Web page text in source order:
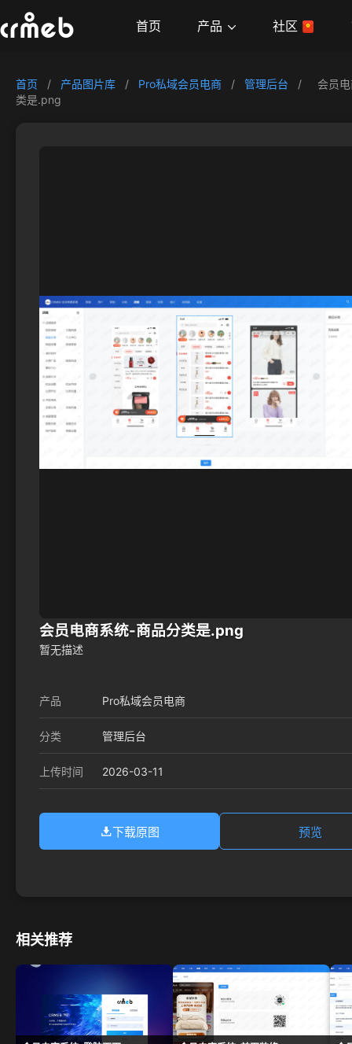
首页 产品 社区
首页 / 产品图片库 / Pro私域会员电商 / 管理后台 /
会员
类是.png
会员电商系统-商品分类是.png
暂无描述
产品 Pro私域会员电商
分类 管理后台
上传时间 2026-03-11
下载原图 预览
相关推荐